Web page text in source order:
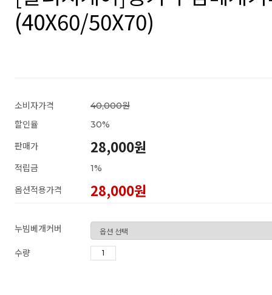
(40X60/50X70)
소비자가격
40,000원
할인율
30%
판매가
28,000원
적립금
1%
옵션적용가격
28,000원
누빔베개커버
수량